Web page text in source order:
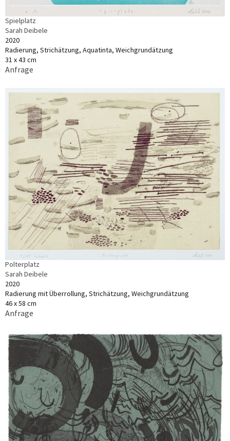
Spielplatz
Sarah Deibele
2020
Radierung, Strichätzung, Aquatinta, Weichgrundätzung
31 x 43 cm
Anfrage
Polterplatz
Sarah Deibele
2020
Radierung mit Überrollung, Strichätzung, Weichgrundätzung
46 x 58 cm
Anfrage